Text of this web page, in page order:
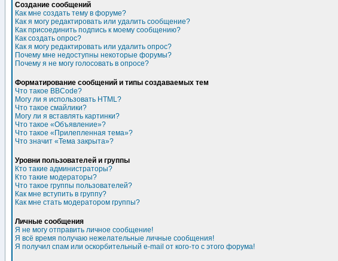
Создание сообщений
Как мне создать тему в форуме?
Как я могу редактировать или удалить сообщение?
Как присоединить подпись к моему сообщению?
Как создать опрос?
Как я могу редактировать или удалить опрос?
Почему мне недоступны некоторые форумы?
Почему я не могу голосовать в опросе?
Форматирование сообщений и типы создаваемых тем
Что такое BBCode?
Могу ли я использовать HTML?
Что такое смайлики?
Могу ли я вставлять картинки?
Что такое «Объявление»?
Что такое «Прилепленная тема»?
Что значит «Тема закрыта»?
Уровни пользователей и группы
Кто такие администраторы?
Кто такие модераторы?
Что такое группы пользователей?
Как мне вступить в группу?
Как мне стать модератором группы?
Личные сообщения
Я не могу отправить личное сообщение!
Я всё время получаю нежелательные личные сообщения!
Я получил спам или оскорбительный e-mail от кого-то с этого форума!